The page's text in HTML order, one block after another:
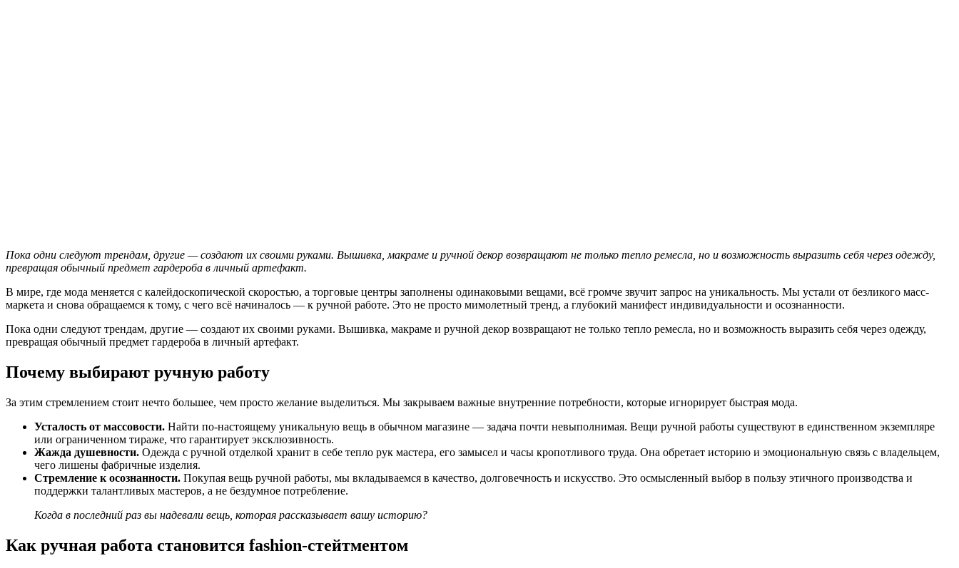
Пока одни следуют трендам, другие — создают их своими руками. Вышивка, макраме и ручной декор возвращают не только тепло ремесла, но и возможность выразить себя через одежду,
превращая обычный предмет гардероба в личный артефакт.
В мире, где мода меняется с калейдоскопической скоростью, а торговые центры заполнены одинаковыми вещами, всё громче звучит запрос на уникальность. Мы устали от безликого масс-
маркета и снова обращаемся к тому, с чего всё начиналось — к ручной работе. Это не просто мимолетный тренд, а глубокий манифест индивидуальности и осознанности.
Пока одни следуют трендам, другие — создают их своими руками. Вышивка, макраме и ручной декор возвращают не только тепло ремесла, но и возможность выразить себя через одежду,
превращая обычный предмет гардероба в личный артефакт.
Почему выбирают ручную работу
За этим стремлением стоит нечто большее, чем просто желание выделиться. Мы закрываем важные внутренние потребности, которые игнорирует быстрая мода.
Усталость от массовости. Найти по-настоящему уникальную вещь в обычном магазине — задача почти невыполнимая. Вещи ручной работы существуют в единственном экземпляре
или ограниченном тираже, что гарантирует эксклюзивность.
Жажда душевности. Одежда с ручной отделкой хранит в себе тепло рук мастера, его замысел и часы кропотливого труда. Она обретает историю и эмоциональную связь с владельцем,
чего лишены фабричные изделия.
Стремление к осознанности. Покупая вещь ручной работы, мы вкладываемся в качество, долговечность и искусство. Это осмысленный выбор в пользу этичного производства и
поддержки талантливых мастеров, а не бездумное потребление.
Когда в последний раз вы надевали вещь, которая рассказывает вашу историю?
Как ручная работа становится fashion-стейтментом